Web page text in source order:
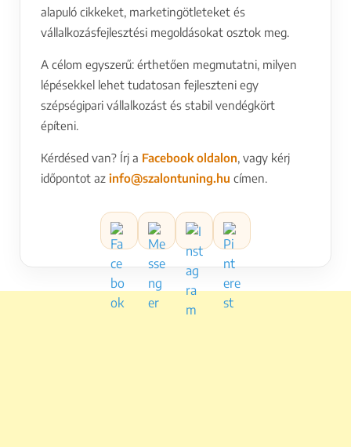
alapuló cikkeket, marketingötleteket és
vállalkozásfejlesztési megoldásokat osztok meg.
A célom egyszerű: érthetően megmutatni, milyen
lépésekkel lehet tudatosan fejleszteni egy
szépségipari vállalkozást és stabil vendégkört
építeni.
Kérdésed van? Írj a Facebook oldalon, vagy kérj
időpontot az info@szalontuning.hu címen.